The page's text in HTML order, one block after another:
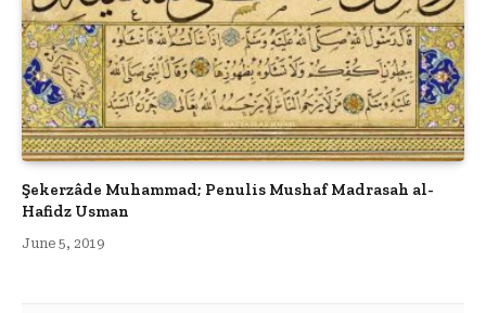
Şekerzâde Muhammad; Penulis Mushaf Madrasah al-
Hafidz Usman
June 5, 2019